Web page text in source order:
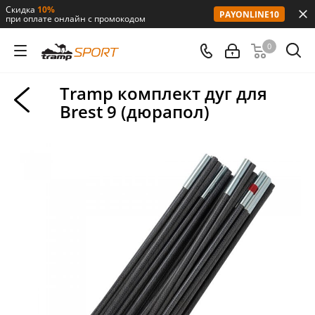
Скидка 10%
при оплате онлайн с промокодом PAYONLINE10
0
Tramp комплект дуг для
Brest 9 (дюрапол)